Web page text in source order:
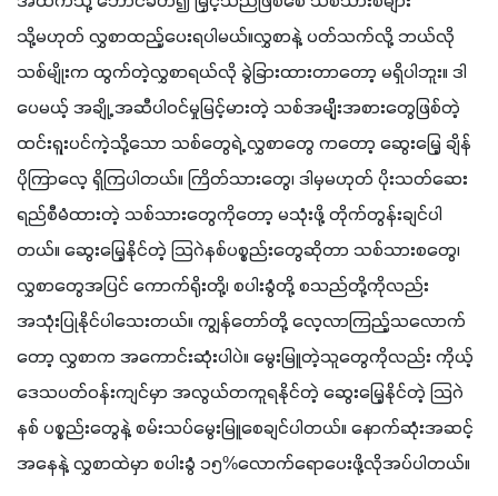
သို့မဟုတ် လွှစာထည့်ပေးရပါမယ်။လွှစာနဲ့ ပတ်သက်လို့ ဘယ်လို
သစ်မျိုးက ထွက်တဲ့လွှစာရယ်လို ခွဲခြားထားတာတော့ မရှိပါဘူး။ ဒါ
ပေမယ့် အချို့ အဆီပါဝင်မှုမြင့်မားတဲ့ သစ်အမျိိုးအစားတွေဖြစ်တဲ့
ထင်းရူးပင်ကဲ့သို့သော သစ်တွေရဲ့ လွှစာတွေ ကတော့ ဆွေးမြေ့ ချိန်
ပိုကြာလေ့ ရှိကြပါတယ်။ ကြိတ်သားတွေ၊ ဒါမှမဟုတ် ပိုးသတ်ဆေး
ရည်စီမံထားတဲ့ သစ်သားတွေကိုတော့ မသုံးဖို့ တိုက်တွန်းချင်ပါ
တယ်။ ဆွေးမြေ့နိုင်တဲ့ သြဂဲနစ်ပစ္စည်းတွေဆိုတာ သစ်သားစတွေ၊
လွှစာတွေအပြင် ကောက်ရိုးတို့၊ စပါးခွံတို့ စသည်တို့ကိုလည်း
အသုံးပြုနိုင်ပါသေးတယ်။ ကျွန်တော်တို့ လေ့လာကြည့်သလောက်
တော့ လွှစာက အကောင်းဆုံးပါပဲ။ မွေးမြူတဲ့သူတွေကိုလည်း ကိုယ့်
ဒေသပတ်ဝန်းကျင်မှာ အလွယ်တကူရနိုင်တဲ့ ဆွေးမြေ့နိုင်တဲ့ သြဂဲ
နစ် ပစ္စည်းတွေနဲ့ စမ်းသပ်မွေးမြူစေချင်ပါတယ်။ နောက်ဆုံးအဆင့်
အနေနဲ့ လွှစာထဲမှာ စပါးခွံ ၁၅%လောက်ရောပေးဖို့လိုအပ်ပါတယ်။